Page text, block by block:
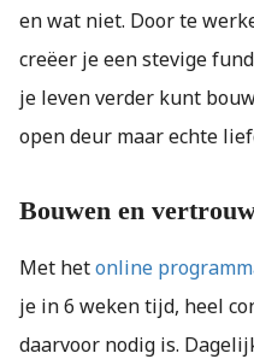
en wat niet. Door te
creëer je een stevige
je leven verder kunt
open deur maar echte
Bouwen en
Met hetonline
je in 6 weken tijd, heel
daarvoor nodig is.